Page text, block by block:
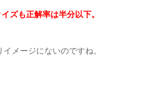
ズも正解率は半分以下。
メージにないのですね。